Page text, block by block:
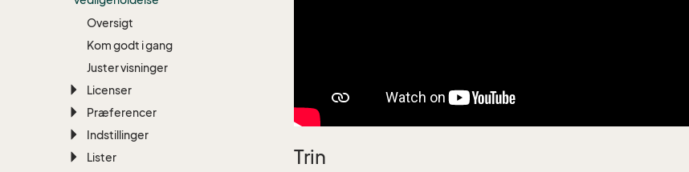
Oversigt
Kom godt i gang
Juster visninger
Licenser
Præferencer
Indstillinger
Lister
Trin